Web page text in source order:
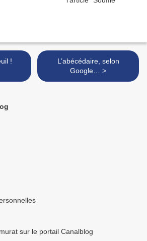
!
L’abécédaire, selon
Google… >
sur le portail Canalblog